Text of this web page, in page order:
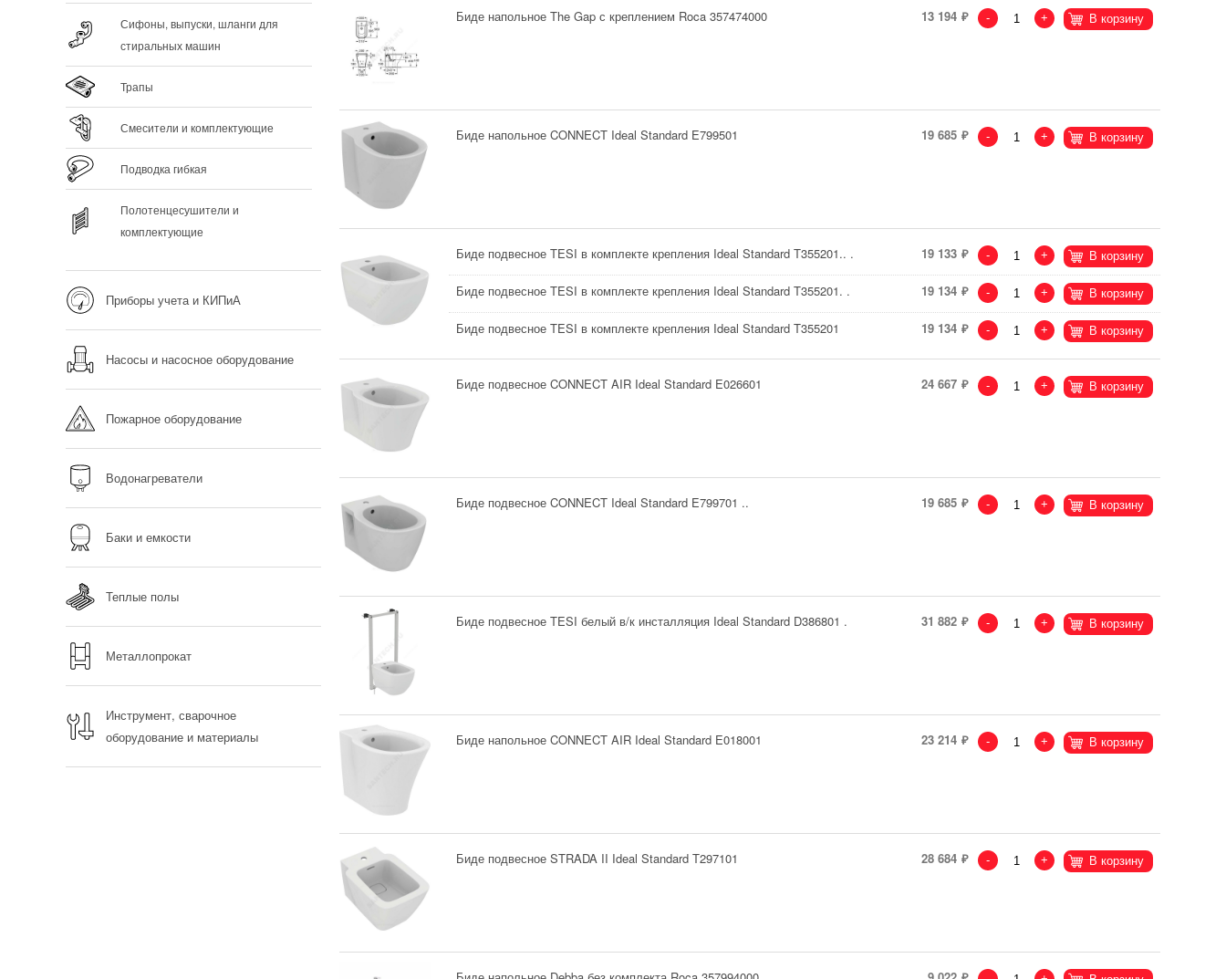
Сифоны, выпуски, шланги для
стиральных машин
Трапы
Смесители и комплектующие
Подводка гибкая
Полотенцесушители и
комплектующие
Приборы учета и КИПиА
Насосы и насосное оборудование
Пожарное оборудование
Водонагреватели
Баки и емкости
Теплые полы
Металлопрокат
Инструмент, сварочное
оборудование и материалы
Биде напольное The Gap с креплением Roca 357474000 13 194 - + В корзину
Биде напольное CONNECT Ideal Standard E799501 19 685 - + В корзину
Биде подвесное TESI в комплекте крепления Ideal Standard T355201.. . 19 133 - + В корзину
Биде подвесное TESI в комплекте крепления Ideal Standard T355201. . 19 134 - + В корзину
Биде подвесное TESI в комплекте крепления Ideal Standard T355201 19 134 - + В корзину
Биде подвесное CONNECT AIR Ideal Standard E026601 24 667 - + В корзину
Биде подвесное CONNECT Ideal Standard E799701 .. 19 685 - + В корзину
Биде подвесное TESI белый в/к инсталляция Ideal Standard D386801 . 31 882 - + В корзину
Биде напольное CONNECT AIR Ideal Standard E018001 23 214 - + В корзину
Биде подвесное STRADA II Ideal Standard T297101 28 684 - + В корзину